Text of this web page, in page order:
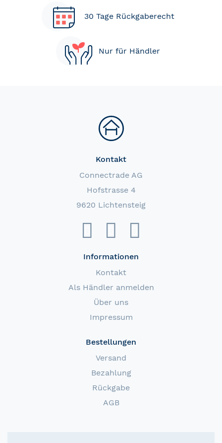
30 Tage Rückgaberecht
Nur für Händler
Kontakt
Connectrade AG
Hofstrasse 4
9620 Lichtensteig
Informationen
Kontakt
Als Händler anmelden
Über uns
Impressum
Bestellungen
Versand
Bezahlung
Rückgabe
AGB